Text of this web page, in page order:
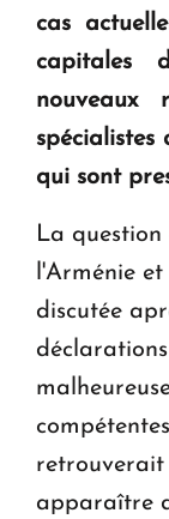
KASA : 30
en Arménie
Le premier
cas
capitales
nouveaux
spécialistes
qui sont
La question
l'Arménie
discutée
retrouverait
apparaître